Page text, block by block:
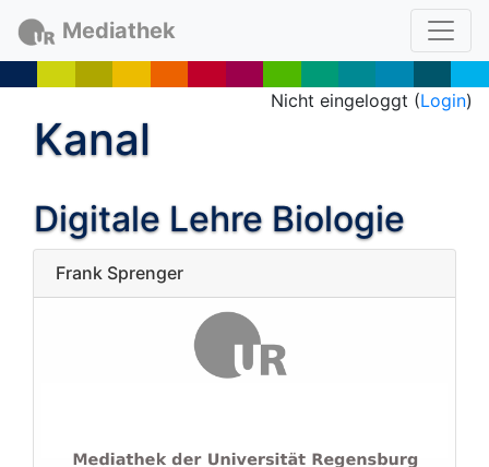
Mediathek
Nicht eingeloggt (Login)
Kanal
Digitale Lehre Biologie
Frank Sprenger